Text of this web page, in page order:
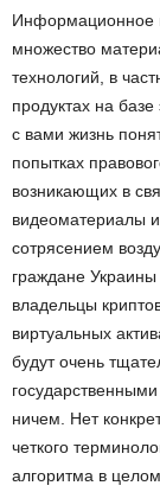
Информационное
множество
технологий, в
продуктах на
с вами жизнь
попытках
возникающих в
видеоматериалы
сотрясением
граждане Украины
владельцы
виртуальных
будут очень
ничем. Нет
четкого
алгоритма в